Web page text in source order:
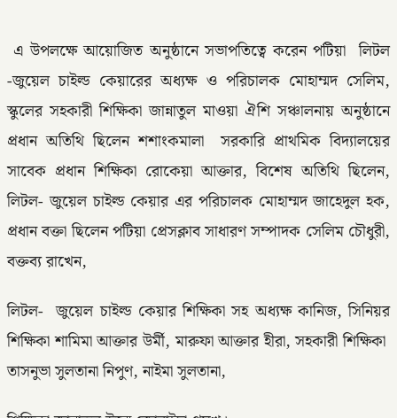
এ উপলক্ষে আয়োজিত অনুষ্ঠানে সভাপতিত্বে করেন পটিয়া লিটল
-জুয়েল চাইল্ড কেয়ারের অধ্যক্ষ ও পরিচালক মোহাম্মদ সেলিম,
স্কুলের সহকারী শিক্ষিকা জান্নাতুল মাওয়া ঐশি সঞ্চালনায় অনুষ্ঠানে
প্রধান অতিথি ছিলেন শশাংকমালা সরকারি প্রাথমিক বিদ্যালয়ের
সাবেক প্রধান শিক্ষিকা রোকেয়া আক্তার, বিশেষ অতিথি ছিলেন,
লিটল- জুয়েল চাইল্ড কেয়ার এর পরিচালক মোহাম্মদ জাহেদুল হক,
প্রধান বক্তা ছিলেন পটিয়া প্রেসক্লাব সাধারণ সম্পাদক সেলিম চৌধুরী,
বক্তব্য রাখেন,
লিটল- জুয়েল চাইল্ড কেয়ার শিক্ষিকা সহ অধ্যক্ষ কানিজ, সিনিয়র
শিক্ষিকা শামিমা আক্তার উর্মী, মারুফা আক্তার হীরা, সহকারী শিক্ষিকা
তাসনুভা সুলতানা নিপুণ, নাইমা সুলতানা,